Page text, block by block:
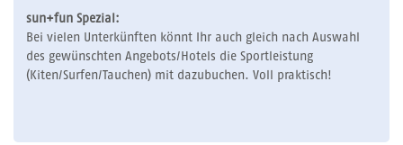
sun+fun Spezial:
Bei vielen Unterkünften könnt Ihr auch gleich nach Auswahl
des gewünschten Angebots/Hotels die Sportleistung
(Kiten/Surfen/Tauchen) mit dazubuchen. Voll praktisch!